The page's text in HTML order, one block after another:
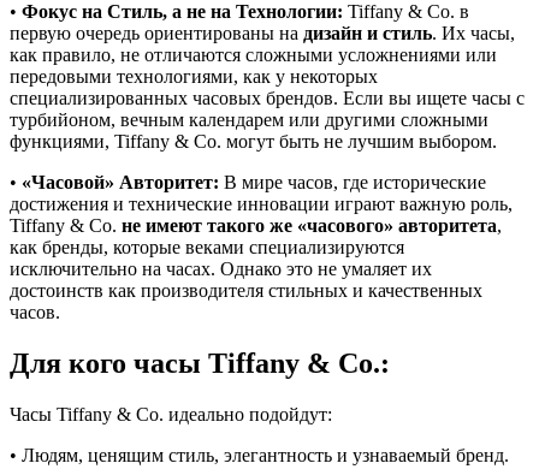
• Фокус на Стиль, а не на Технологии: Tiffany & Co. в
первую очередь ориентированы на дизайн и стиль. Их часы,
как правило, не отличаются сложными усложнениями или
передовыми технологиями, как у некоторых
специализированных часовых брендов. Если вы ищете часы с
турбийоном, вечным календарем или другими сложными
функциями, Tiffany & Co. могут быть не лучшим выбором.
• «Часовой» Авторитет: В мире часов, где исторические
достижения и технические инновации играют важную роль,
Tiffany & Co. не имеют такого же «часового» авторитета,
как бренды, которые веками специализируются
исключительно на часах. Однако это не умаляет их
достоинств как производителя стильных и качественных
часов.
Для кого часы Tiffany & Co.:
Часы Tiffany & Co. идеально подойдут:
• Людям, ценящим стиль, элегантность и узнаваемый бренд.